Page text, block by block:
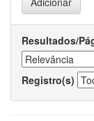
Resultados/
Registro(s)